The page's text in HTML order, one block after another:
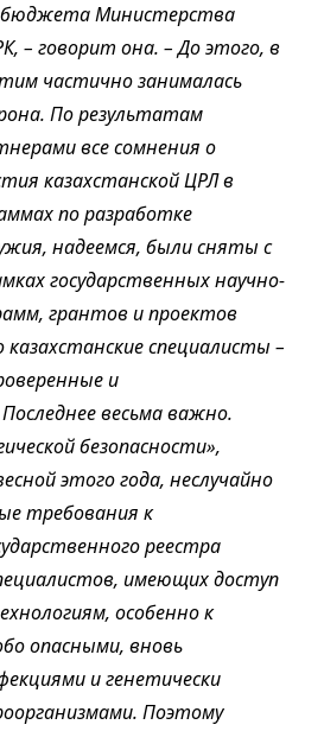
бюджета Министерства
– говорит она. – До этого, в
частично занималась
По результатам
все сомнения о
казахстанской ЦРЛ в
по разработке
надеемся, были сняты с
государственных научно-
грантов и проектов
специалисты –
и
весьма важно.
безопасности»,
этого года, неслучайно
требования к
реестра
имеющих доступ
особенно к
опасными, вновь
и генетически
Поэтому